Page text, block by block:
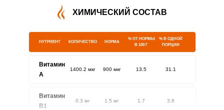
ХИМИЧЕСКИЙ СОСТАВ
НУТРИЕНТ КОЛИЧЕСТВО НОРМА
% ОТ НОРМЫ
В 100 Г
% В ОДНОЙ
ПОРЦИИ
Витамин
A
1400.2 мкг 900 мкг 13.5 31.1
Витамин
В1
0.3 мг 1.5 мг 1.7 3.8